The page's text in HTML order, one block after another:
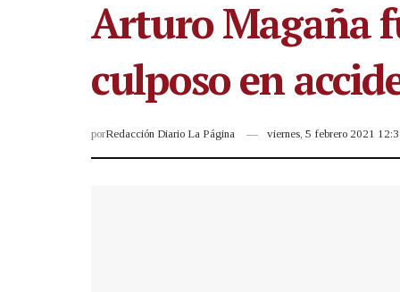
Arturo Magaña
culposo en
porRedacción Diario La Página viernes, 5 febrero 2021